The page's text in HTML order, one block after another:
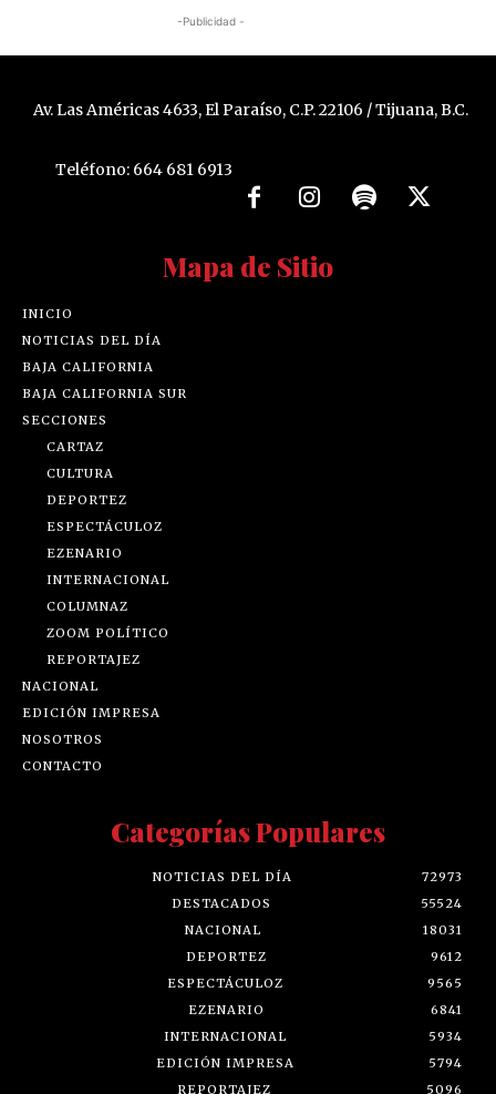
-Publicidad -
Av. Las Américas 4633, El Paraíso, C.P. 22106 / Tijuana, B.C.
Teléfono: 664 681 6913
Mapa de Sitio
INICIO
NOTICIAS DEL DÍA
BAJA CALIFORNIA
BAJA CALIFORNIA SUR
SECCIONES
CARTAZ
CULTURA
DEPORTEZ
ESPECTÁCULOZ
EZENARIO
INTERNACIONAL
COLUMNAZ
ZOOM POLÍTICO
REPORTAJEZ
NACIONAL
EDICIÓN IMPRESA
NOSOTROS
CONTACTO
Categorías Populares
NOTICIAS DEL DÍA
72973
DESTACADOS
55524
NACIONAL
18031
DEPORTEZ
9612
ESPECTÁCULOZ
9565
EZENARIO
6841
INTERNACIONAL
5934
EDICIÓN IMPRESA
5794
REPORTAJEZ
5096